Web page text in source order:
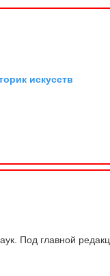
искусств
Под главной